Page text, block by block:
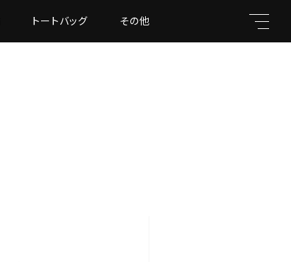
トートバッグ その他